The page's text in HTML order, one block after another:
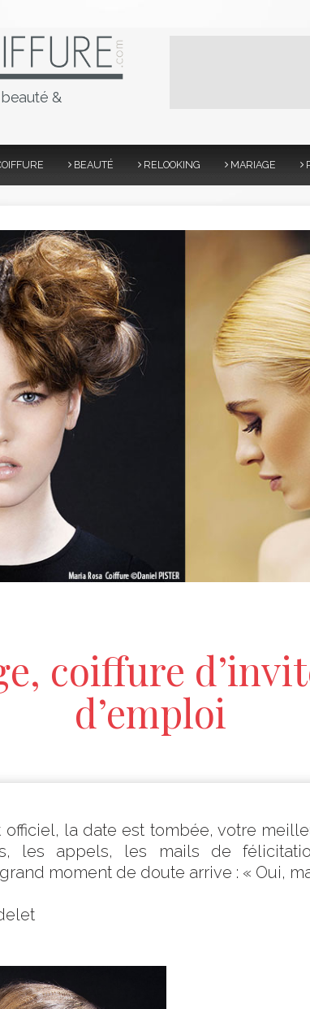
&
BEAUTÉ RELOOKING MARIAGE
coiffure
d’emploi
officiel, la date est tombée, votre
les appels, les mails de
moment de doute arrive : « Oui,